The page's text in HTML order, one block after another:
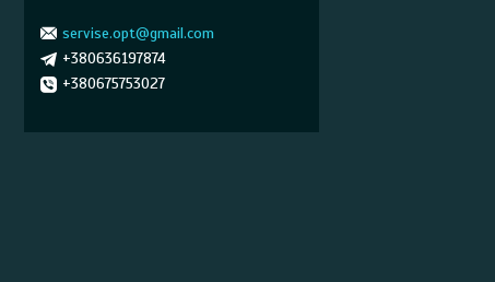
servise.opt@gmail.com
+380636197874
+380675753027